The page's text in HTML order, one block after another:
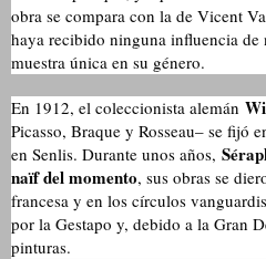
obra se compara con la de Vicent
haya recibido ninguna influencia
muestra única en su género.
En 1912, el coleccionista alemán
Picasso, Braque y Rosseau– se fijó
en Senlis. Durante unos años,
naïf del momento, sus obras se
francesa y en los círculos
por la Gestapo y, debido a la Gran
pinturas.